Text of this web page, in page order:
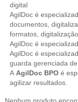
digital
AgilDoc é
documentos,
formatos,
AgilDoc é
AgilDoc é
guarda gerenciada
A AgilDoc BPO é
agilizar resultados.
Nenhum produto